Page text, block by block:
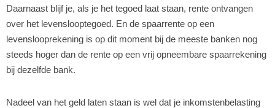
Daarnaast blijf je, als je het tegoed laat staan, rente ontvangen
over het levenslooptegoed. En de spaarrente op een
levenslooprekening is op dit moment bij de meeste banken nog
steeds hoger dan de rente op een vrij opneembare spaarrekening
bij dezelfde bank.
Nadeel van het geld laten staan is wel dat je inkomstenbelasting